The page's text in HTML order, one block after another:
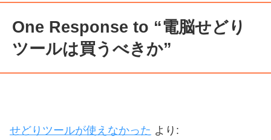
One Response to “電脳せどり
ツールは買うべきか”
せどりツールが使えなかった より: